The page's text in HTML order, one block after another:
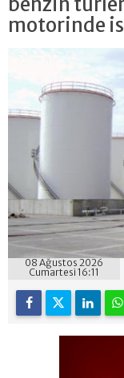
motorinde
08 Ağustos 2026
Cumartesi 16:11